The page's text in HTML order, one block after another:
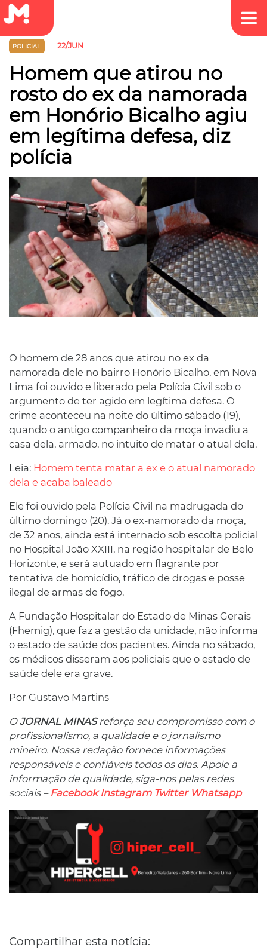
POLICIAL 22/JUN
Homem que atirou no
rosto do ex da namorada
em Honório Bicalho agiu
em legítima defesa, diz
polícia
O homem de 28 anos que atirou no ex da
namorada dele no bairro Honório Bicalho, em Nova
Lima foi ouvido e liberado pela Polícia Civil sob o
argumento de ter agido em legítima defesa. O
crime aconteceu na noite do último sábado (19),
quando o antigo companheiro da moça invadiu a
casa dela, armado, no intuito de matar o atual dela.
Leia: Homem tenta matar a ex e o atual namorado
dela e acaba baleado
Ele foi ouvido pela Polícia Civil na madrugada do
último domingo (20). Já o ex-namorado da moça,
de 32 anos, ainda está internado sob escolta policial
no Hospital João XXIII, na região hospitalar de Belo
Horizonte, e será autuado em flagrante por
tentativa de homicídio, tráfico de drogas e posse
ilegal de armas de fogo.
A Fundação Hospitalar do Estado de Minas Gerais
(Fhemig), que faz a gestão da unidade, não informa
o estado de saúde dos pacientes. Ainda no sábado,
os médicos disseram aos policiais que o estado de
saúde dele era grave.
Por Gustavo Martins
OJORNAL MINASreforça seu compromisso com o
profissionalismo, a qualidade e o jornalismo
mineiro. Nossa redação fornece informações
responsáveis ​​e confiáveis ​​todos os dias. Apoie a
informação de qualidade, siga-nos pelas redes
sociais – Facebook Instagram Twitter Whatsapp
Compartilhar esta notícia: